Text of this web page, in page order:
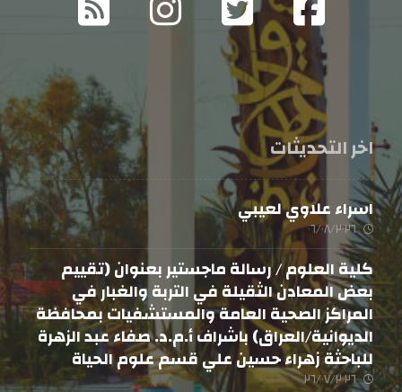
اخر التحديثات
اسراء علاوي لعيبي
٠٦/٠٨/٢٠٢٦
كلية العلوم / رسالة ماجستير بعنوان (تقييم
بعض المعادن الثقيلة في التربة والغبار في
المراكز الصحية العامة والمستشفيات بمحافظة
الديوانية/العراق) باشراف أ.م.د. صفاء عبد الزهرة
للباحثة زهراء حسين علي قسم علوم الحياة
٢٦/٠٧/٢٠٢٦